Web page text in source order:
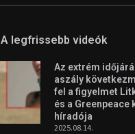
A legfrissebb videók
Az extrém
aszály
fel a figyelmet
és a Greenpeace
híradója
2025.08.14.